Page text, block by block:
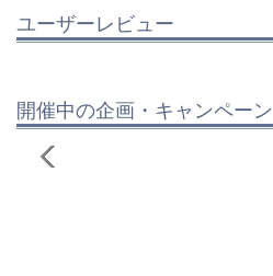
ユーザーレビュー
開催中の企画・キャンペーン